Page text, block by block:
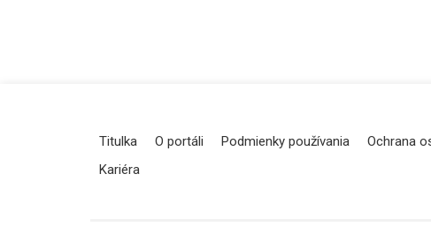
Titulka O portáli Podmienky používania Ochrana
Kariéra